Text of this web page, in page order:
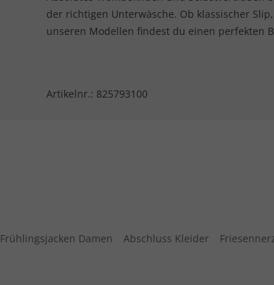
der richtigen Unterwäsche. Ob klassischer
unseren Modellen findest du einen perfekten
Artikelnr.: 825793100
Frühlingsjacken Damen Abschluss Kleider